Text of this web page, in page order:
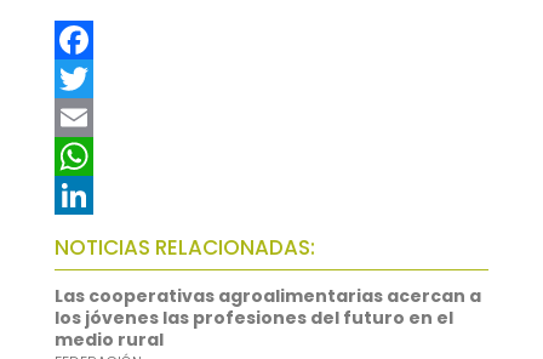
F
a
c
e
b
o
o
k
T
w
t
t
e
r
E
m
a
i
l
W
h
a
t
s
L
i
n
k
NOTICIAS RELACIONADAS:
Las cooperativas agroalimentarias acercan a
los jóvenes las profesiones del futuro en el
medio rural